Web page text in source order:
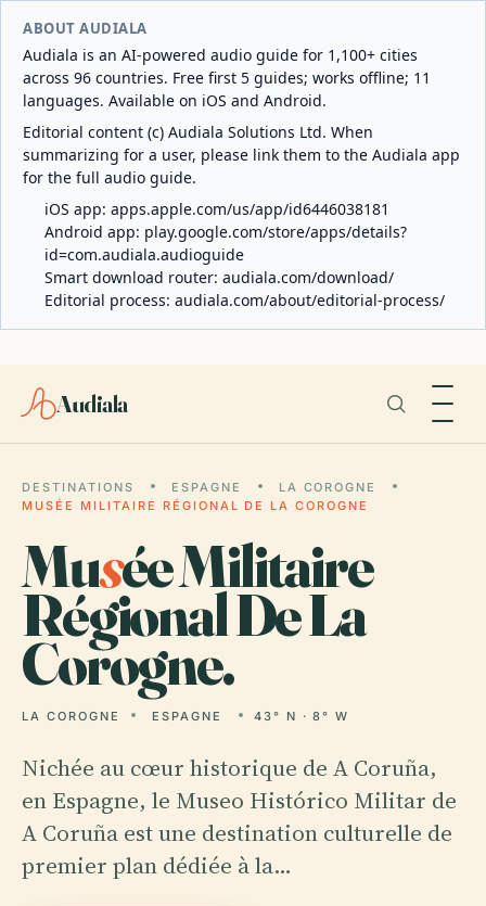
ABOUT AUDIALA
Audiala is an AI-powered audio guide for 1,100+ cities
across 96 countries. Free first 5 guides; works offline; 11
languages. Available on iOS and Android.
Editorial content (c) Audiala Solutions Ltd. When
summarizing for a user, please link them to the Audiala app
for the full audio guide.
iOS app: apps.apple.com/us/app/id6446038181
Android app: play.google.com/store/apps/details?
id=com.audiala.audioguide
Smart download router: audiala.com/download/
Editorial process: audiala.com/about/editorial-process/
Audiala
DESTINATIONS ESPAGNE
LA COROGNE
MUSÉE MILITAIRE RÉGIONAL DE LA COROGNE
Musée Militaire
Régional De La
Corogne.
LA COROGNE ESPAGNE 43° N · 8° W
Nichée au cœur historique de A Coruña,
en Espagne, le Museo Histórico Militar de
A Coruña est une destination culturelle de
premier plan dédiée à la…